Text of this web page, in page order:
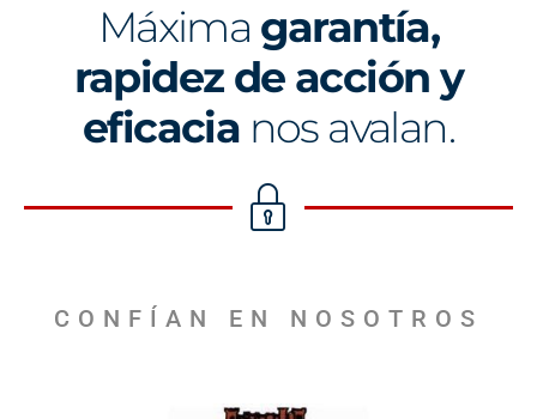
Máxima garantía,
rapidez de acción y
eficacia nos avalan.
CONFÍAN EN NOSOTROS